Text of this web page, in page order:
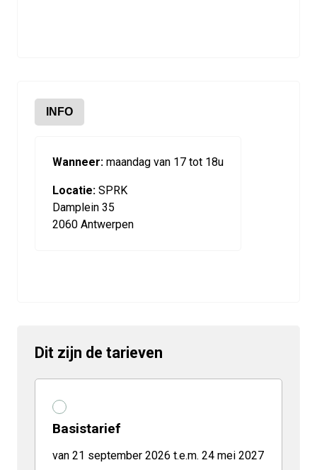
INFO
Wanneer: maandag van 17 tot 18u
Locatie: SPRK
Damplein 35
2060 Antwerpen
Dit zijn de tarieven
Basistarief
van 21 september 2026 t.e.m. 24 mei 2027